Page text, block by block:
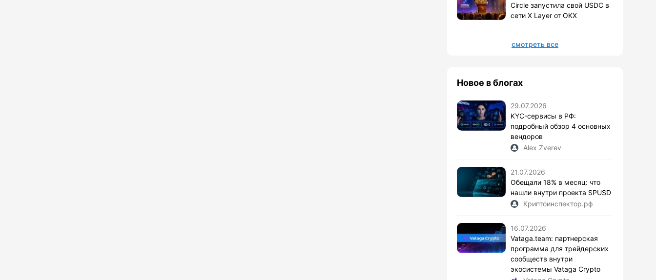
Circle запустила свой USDC в
сети X Layer от OKX
смотреть все
Новое в блогах
29.07.2026
KYC-сервисы в РФ:
подробный обзор 4 основных
вендоров
Alex Zverev
21.07.2026
Обещали 18% в месяц: что
нашли внутри проекта SPUSD
Криптоинспектор.рф
16.07.2026
Vataga.team: партнерская
программа для трейдерских
сообществ внутри
экосистемы Vataga Crypto